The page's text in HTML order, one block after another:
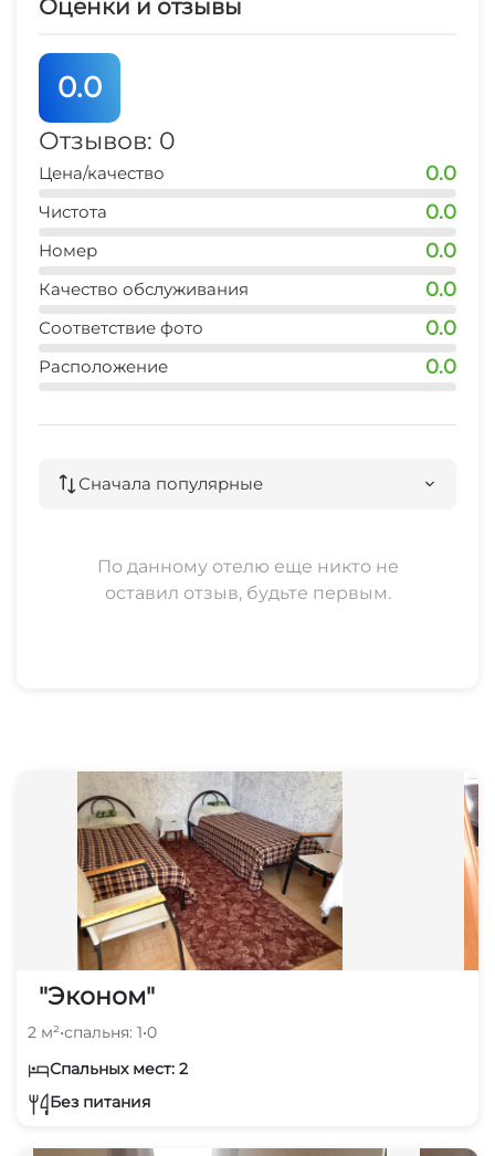
Оценки и отзывы
0.0
Отзывов: 0
Цена/качество 0.0
Чистота 0.0
Номер 0.0
Качество обслуживания 0.0
Соответствие фото 0.0
Расположение 0.0
Сначала популярные
По данному отелю еще никто не
оставил отзыв, будьте первым.
"Эконом"
2 м²•спальня: 1•0
Спальных мест: 2
Без питания